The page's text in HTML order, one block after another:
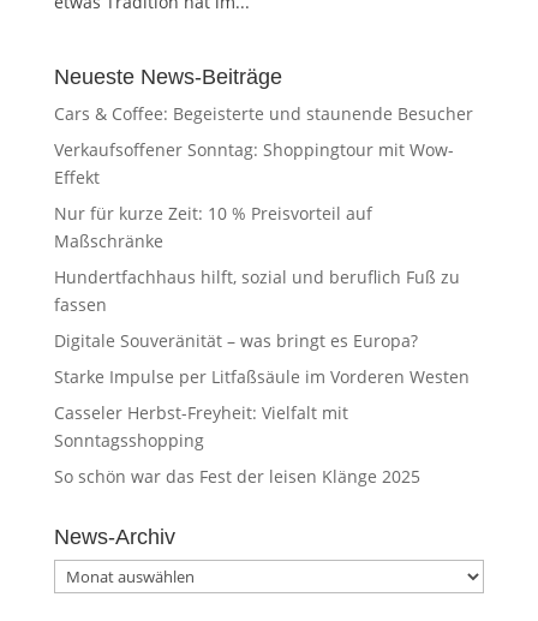
Neueste News-Beiträge
Cars & Coffee: Begeisterte und staunende Besucher
Verkaufsoffener Sonntag: Shoppingtour mit Wow-
Effekt
Nur für kurze Zeit: 10 % Preisvorteil auf
Maßschränke
Hundertfachhaus hilft, sozial und beruflich Fuß zu
fassen
Digitale Souveränität – was bringt es Europa?
Starke Impulse per Litfaßsäule im Vorderen Westen
Casseler Herbst-Freyheit: Vielfalt mit
Sonntagsshopping
So schön war das Fest der leisen Klänge 2025
News-Archiv
News-
Archiv